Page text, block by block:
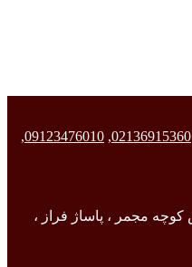
02136915360
,
09123476010
,
کوچه مجمر ، پاساژ فراز ،